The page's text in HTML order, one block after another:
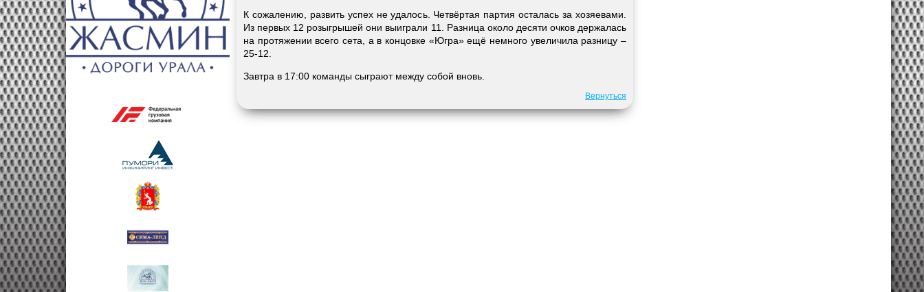
К сожалению, развить успех не удалось. Четвёртая партия осталась за хозяевами.
Из первых 12 розыгрышей они выиграли 11. Разница около десяти очков держалась
на протяжении всего сета, а в концовке «Югра» ещё немного увеличила разницу –
25-12.
Завтра в 17:00 команды сыграют между собой вновь.
Вернуться